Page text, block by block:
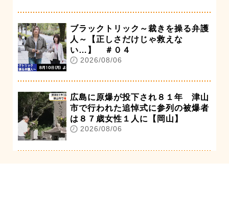
ブラックトリック～裁きを操る弁護
人～【正しさだけじゃ救えな
い…】 ＃０４
2026/08/06
広島に原爆が投下され８１年 津山
市で行われた追悼式に参列の被爆者
は８７歳女性１人に【岡山】
2026/08/06